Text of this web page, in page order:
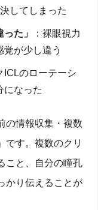
してしまった
た」
：裸眼視力
が少し違う
ICLのローテーシ
になった
の情報収集・複数
です。複数のクリ
こと、自分の瞳孔
かり伝えることが